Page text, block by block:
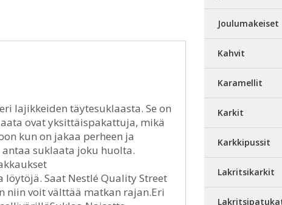
lajikkeiden täytesuklaasta. Se on
ovat yksittäispakattuja, mikä
kun on jakaa perheen ja
antaa suklaata joku huolta.
Saat Nestlé Quality Street
niin voit välttää matkan rajan.Eri
Joulumakeiset
Kahvit
Karamellit
Karkit
Karkkipussit
Lakritsikarkit